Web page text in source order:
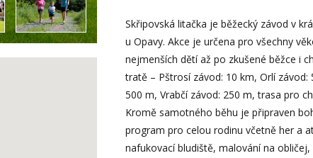
Skřipovská litačka je běžecký závod v
u Opavy. Akce je určena pro všechny
nejmenších dětí až po zkušené běžce i
tratě – Pštrosí závod: 10 km, Orlí závod:
500 m, Vrabčí závod: 250 m, trasa pro
Kromě samotného běhu je připraven
program pro celou rodinu včetně her a
nafukovací bludiště, malování na